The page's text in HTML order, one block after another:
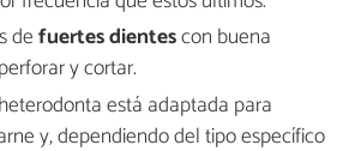
defuertes dientescon buena
y cortar.
está adaptada para
y, dependiendo del tipo específico